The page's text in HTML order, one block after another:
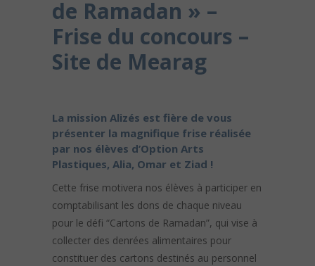
de Ramadan » –
Frise du concours –
Site de Mearag
La mission Alizés est fière de vous
présenter la magnifique frise réalisée
par nos élèves d’Option Arts
Plastiques, Alia, Omar et Ziad !
Cette frise motivera nos élèves à participer en
comptabilisant les dons de chaque niveau
pour le défi “Cartons de Ramadan”, qui vise à
collecter des denrées alimentaires pour
constituer des cartons destinés au personnel